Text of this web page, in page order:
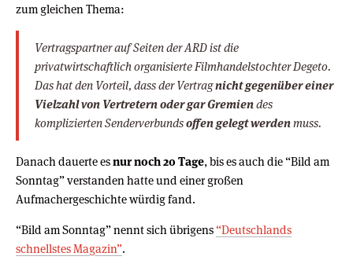
zum gleichen Thema:
Vertragspartner auf Seiten der ARD ist die
privatwirtschaftlich organisierte Filmhandelstochter Degeto.
Das hat den Vorteil, dass der Vertragnicht gegenüber einer
Vielzahl von Vertretern oder gar Gremiendes
komplizierten Senderverbundsoffen gelegt werdenmuss.
Danach dauerte esnur noch 20 Tage, bis es auch die “Bild am
Sonntag” verstanden hatte und einer großen
Aufmachergeschichte würdig fand.
“Bild am Sonntag” nennt sich übrigens “Deutschlands
schnellstes Magazin”.